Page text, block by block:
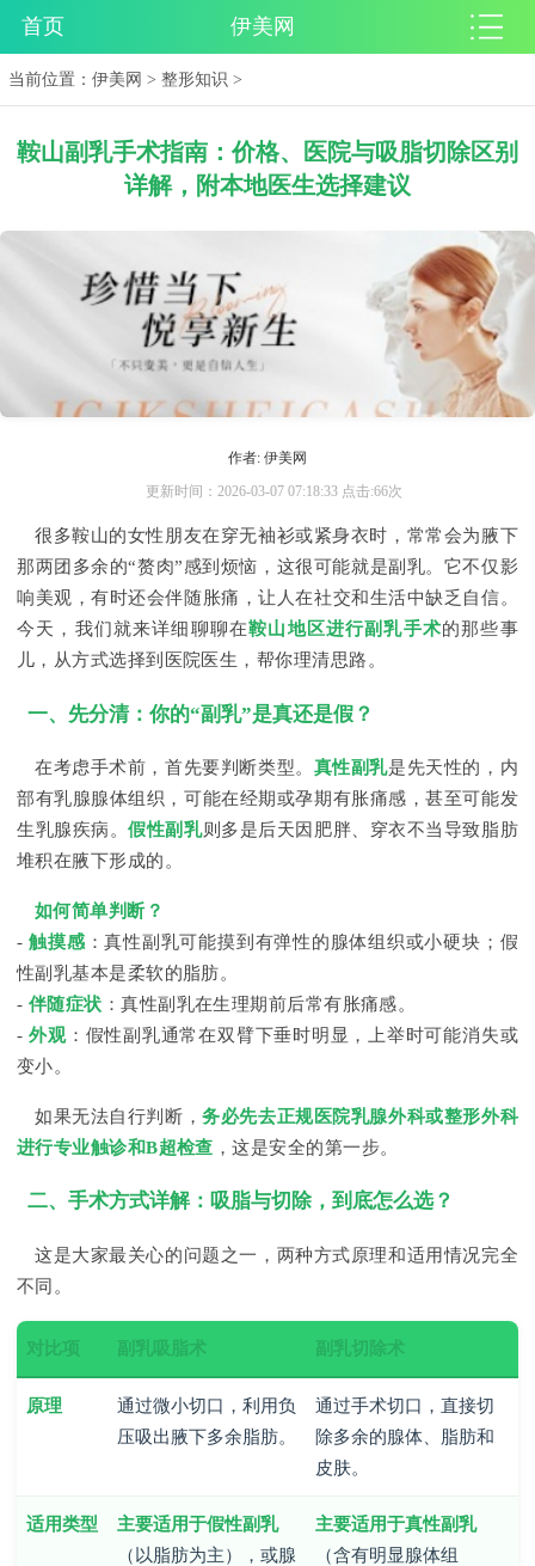
首页 伊美网
当前位置：伊美网 >整形知识 >
鞍山副乳手术指南：价格、医院与吸脂切除区别
详解，附本地医生选择建议
作者: 伊美网
更新时间：2026-03-07 07:18:33 点击:66次
很多鞍山的女性朋友在穿无袖衫或紧身衣时，常常会为腋下
那两团多余的“赘肉”感到烦恼，这很可能就是副乳。它不仅影
响美观，有时还会伴随胀痛，让人在社交和生活中缺乏自信。
今天，我们就来详细聊聊在鞍山地区进行副乳手术的那些事
儿，从方式选择到医院医生，帮你理清思路。
一、先分清：你的“副乳”是真还是假？
在考虑手术前，首先要判断类型。 真性副乳是先天性的，内
部有乳腺腺体组织，可能在经期或孕期有胀痛感，甚至可能发
生乳腺疾病。假性副乳则多是后天因肥胖、穿衣不当导致脂肪
堆积在腋下形成的。
如何简单判断？
-触摸感 ：真性副乳可能摸到有弹性的腺体组织或小硬块；假
性副乳基本是柔软的脂肪。
- 伴随症状 ：真性副乳在生理期前后常有胀痛感。
-外观：假性副乳通常在双臂下垂时明显，上举时可能消失或
变小。
如果无法自行判断，务必先去正规医院乳腺外科或整形外科
进行专业触诊和B超检查 ，这是安全的第一步。
二、手术方式详解：吸脂与切除，到底怎么选？
这是大家最关心的问题之一，两种方式原理和适用情况完全
不同。
对比项 副乳吸脂术 副乳切除术
原理
通过微小切口，利用负
压吸出腋下多余脂肪。
通过手术切口，直接切
除多余的腺体、脂肪和
皮肤。
适用类型
主要适用于假性副乳
（以脂肪为主），或腺
主要适用于真性副乳
（含有明显腺体组